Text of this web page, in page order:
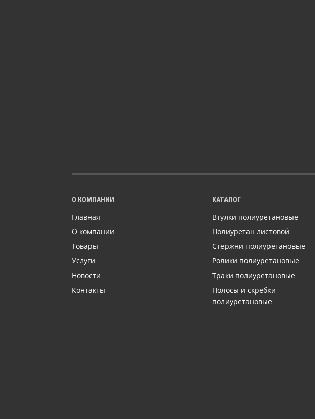
О КОМПАНИИ
Главная
О компании
Товары
Услуги
Новости
Контакты
КАТАЛОГ
Втулки полиуретановые
Полиуретан листовой
Стержни полиуретановые
Ролики полиуретановые
Траки полиуретановые
Полосы и скребки
полиуретановые